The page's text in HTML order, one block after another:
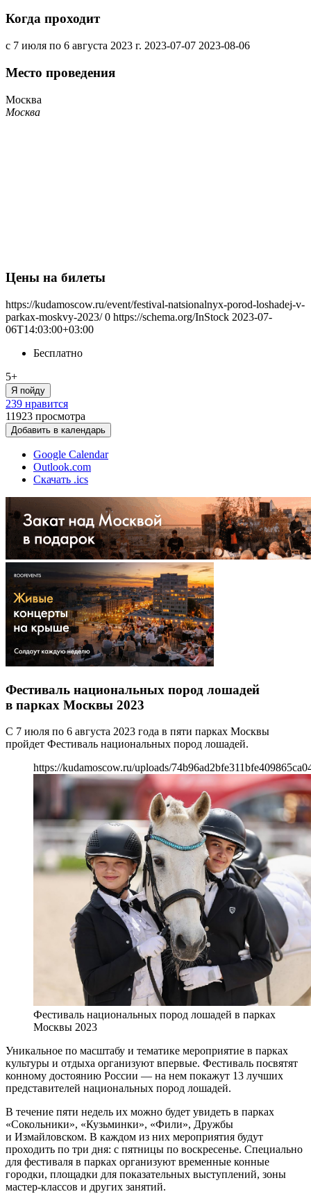
Когда проходит
с 7 июля по 6 августа 2023 г. 2023-07-07 2023-08-06
Место проведения
Москва
Москва
Цены на билеты
https://kudamoscow.ru/event/festival-natsionalnyx-porod-loshadej-v-
parkax-moskvy-2023/ 0 https://schema.org/InStock 2023-07-
06T14:03:00+03:00
Бесплатно
5+
Я пойду
239 нравится
11923 просмотра
Добавить в календарь
Google Calendar
Outlook.com
Скачать .ics
Фестиваль национальных пород лошадей
в парках Москвы 2023
С 7 июля по 6 августа 2023 года в пяти парках Москвы
пройдет Фестиваль национальных пород лошадей.
https://kudamoscow.ru/uploads/
Фестиваль национальных пород лошадей в парках
Москвы 2023
Уникальное по масштабу и тематике мероприятие в парках
культуры и отдыха организуют впервые. Фестиваль посвятят
конному достоянию России — на нем покажут 13 лучших
представителей национальных пород лошадей.
В течение пяти недель их можно будет увидеть в парках
«Сокольники», «Кузьминки», «Фили», Дружбы
и Измайловском. В каждом из них мероприятия будут
проходить по три дня: с пятницы по воскресенье. Специально
для фестиваля в парках организуют временные конные
городки, площадки для показательных выступлений, зоны
мастер-классов и других занятий.